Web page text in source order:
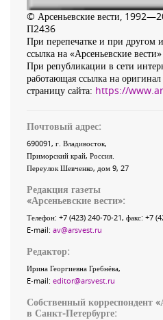
© Арсеньевские вести,
П2436
При перепечатке и при другом
ссылка на «Арсеньевские вести»
При републикации в сети
работающая ссылка на
страницу сайта: https://
Почтовый адрес:
690091, г. Владивосток,
Приморский край, Россия
Переулок Шевченко, дом 9, 27
Редакция газеты
«Арсеньевские вести»:
Телефон: +7 (423) 240-70-21, факс: +7
E-mail: av@arsvest.ru
Редактор:
Ирина Георгиевна Гребнёва,
E-mail: editor@arsvest.ru
Собственный корреспондент
в Санкт-Петербурге: